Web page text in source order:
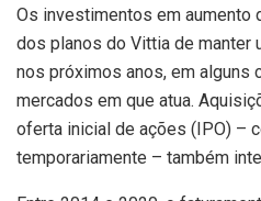
Os investimentos em aumento
dos planos do Vittia de manter
nos próximos anos, em alguns
mercados em que atua.
oferta inicial de ações (IPO) –
temporariamente – também